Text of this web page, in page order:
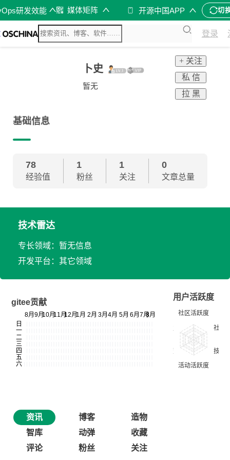
研发效能 媒体矩阵 开源中国APP 切
登录
卜史
暂无
+ 关注
私 信
拉 黑
基础信息
78
经验值
1
粉丝
1
关注
0
文章总量
技术雷达
专长领域：暂无信息
开发平台：其它领域
gitee贡献
用户活跃度
资讯 博客
造物
智库
动弹
收藏
评论
粉丝 关注